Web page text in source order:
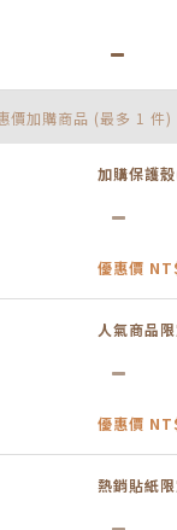
價加購商品 (最多 1 件)
加購保護
優惠價
人氣商品
優惠價
熱銷貼紙